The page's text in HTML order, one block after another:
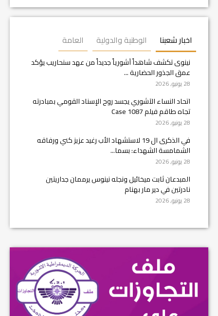
اخبار شعبنا الوطنية والدولية العامة
نينوى تكشف شاهداً آشورياً جديداً من عهد سنحاريب يؤكد
عمق الجذور الحضارية ...
28 يونيو, 2026
اتحاد النساء الآشوري يجسد روح الإسناد القومي بمبادرته
تجاه طاقم فيلم Case 1087
28 يونيو, 2026
في الذكرى ال 19 لاستشهاد الأب رغيد عزيز كني ورفاقه
الشمامسة الشهداء: بسما...
28 يونيو, 2026
المبدعان ثابت ميخائيل ونجله نينوس يرممان جداريتين
نادرتين في دير مار بهنام
28 يونيو, 2026